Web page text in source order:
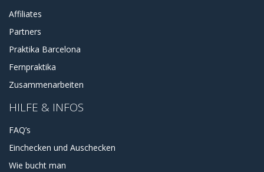
Affiliates
Partners
Praktika Barcelona
Fernpraktika
Zusammenarbeiten
HILFE & INFOS
FAQ’s
Einchecken und Auschecken
Wie bucht man